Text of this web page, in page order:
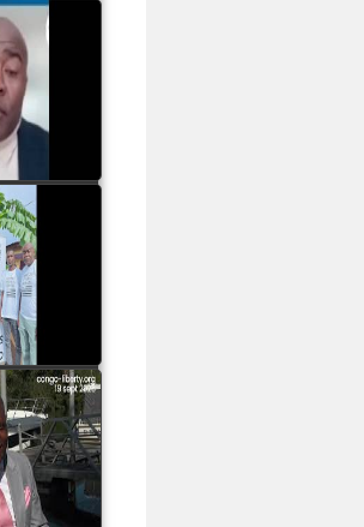
est
par
quittera
par la
Dzaba
le voyage
Malanda
Paris